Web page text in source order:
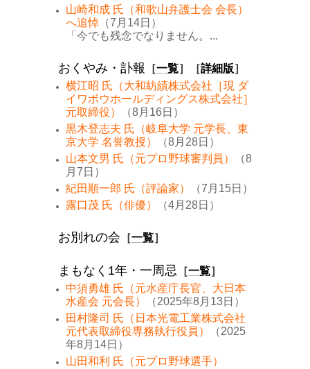
山崎和成 氏（和歌山弁護士会 会長）
へ追悼 （7月14日）
「今でも残念でなりません。...
おくやみ・訃報 ［一覧］［詳細版］
横江昭 氏（大和紡績株式会社［現 ダ
イワボウホールディングス株式会社］
元取締役）
（8月16日）
黒木登志夫 氏（岐阜大学 元学長、東
京大学 名誉教授）
（8月28日）
山本文男 氏（元プロ野球審判員）
（8
月7日）
紀田順一郎 氏（評論家）
（7月15日）
露口茂 氏（俳優）
（4月28日）
お別れの会 ［一覧］
まもなく1年・一周忌 ［一覧］
中須勇雄 氏（元水産庁長官、大日本
水産会 元会長）
（2025年8月13日）
田村隆司 氏（日本光電工業株式会社
元代表取締役専務執行役員）
（2025
年8月14日）
山田和利 氏（元プロ野球選手）